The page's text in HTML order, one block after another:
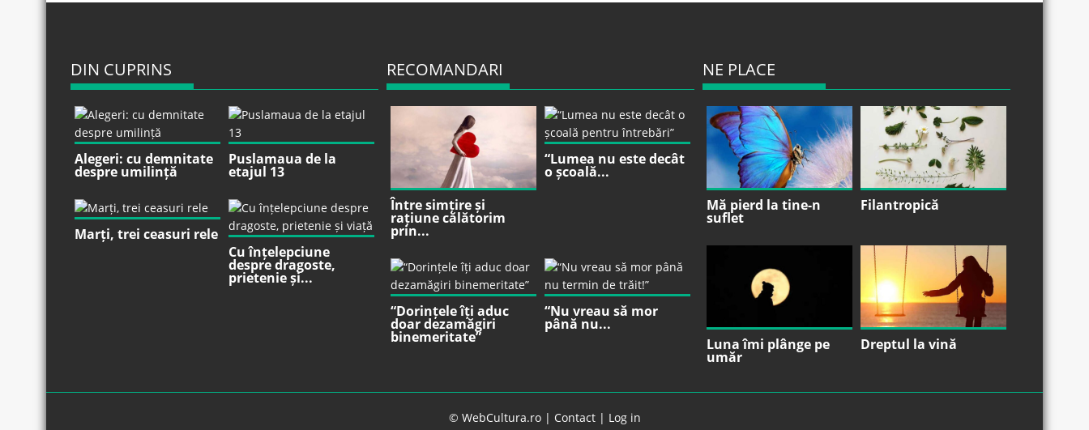
DIN CUPRINS
Alegeri: cu demnitate
despre umilință
Puslamaua de la
etajul 13
Marți, trei ceasuri rele
Cu înțelepciune
despre dragoste,
prietenie și...
RECOMANDARI
Între simțire și
rațiune călătorim
prin...
“Lumea nu este decât
o școală...
“Dorințele îți aduc
doar dezamăgiri
binemeritate”
“Nu vreau să mor
până nu...
NE PLACE
Mă pierd la tine-n
suflet
Filantropică
Luna îmi plânge pe
umăr
Dreptul la vină
© WebCultura.ro | Contact| Log in